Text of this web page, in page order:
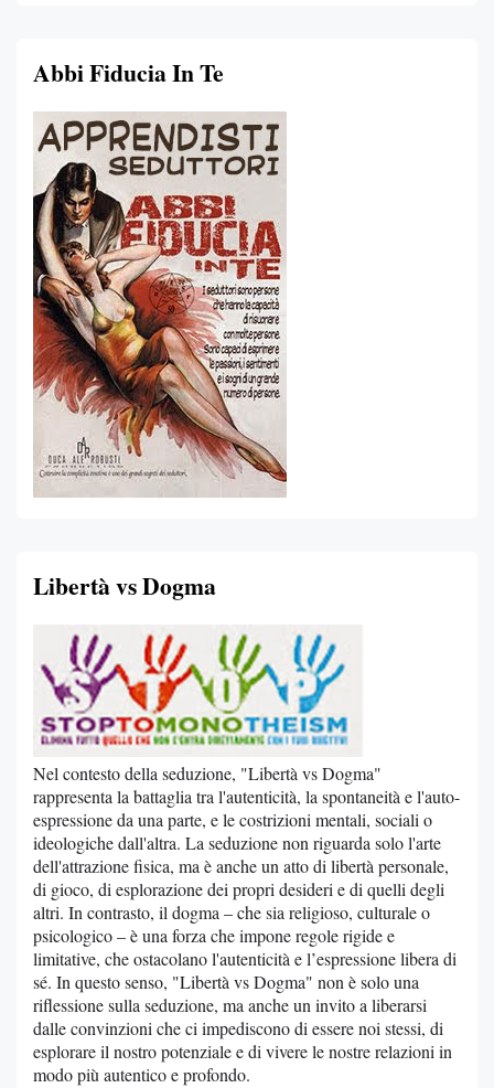
Abbi Fiducia In Te
Libertà vs Dogma
Nel contesto della seduzione, "Libertà vs Dogma"
rappresenta la battaglia tra l'autenticità, la spontaneità e l'auto-
espressione da una parte, e le costrizioni mentali, sociali o
ideologiche dall'altra. La seduzione non riguarda solo l'arte
dell'attrazione fisica, ma è anche un atto di libertà personale,
di gioco, di esplorazione dei propri desideri e di quelli degli
altri. In contrasto, il dogma – che sia religioso, culturale o
psicologico – è una forza che impone regole rigide e
limitative, che ostacolano l'autenticità e l’espressione libera di
sé. In questo senso, "Libertà vs Dogma" non è solo una
riflessione sulla seduzione, ma anche un invito a liberarsi
dalle convinzioni che ci impediscono di essere noi stessi, di
esplorare il nostro potenziale e di vivere le nostre relazioni in
modo più autentico e profondo.